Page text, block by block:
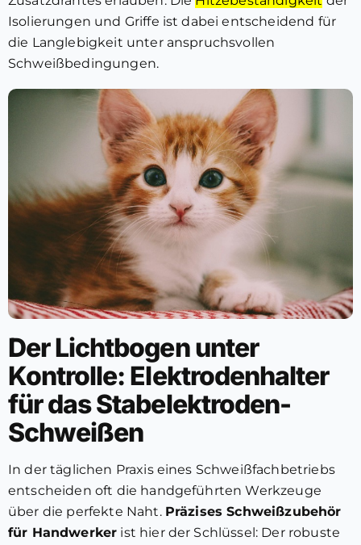
Isolierungen und Griffe ist dabei entscheidend für
die Langlebigkeit unter anspruchsvollen
Schweißbedingungen.
Der Lichtbogen unter
Kontrolle: Elektrodenhalter
für das Stabelektroden-
Schweißen
In der täglichen Praxis eines Schweißfachbetriebs
entscheiden oft die handgeführten Werkzeuge
über die perfekte Naht. Präzises Schweißzubehör
für Handwerker ist hier der Schlüssel: Der robuste